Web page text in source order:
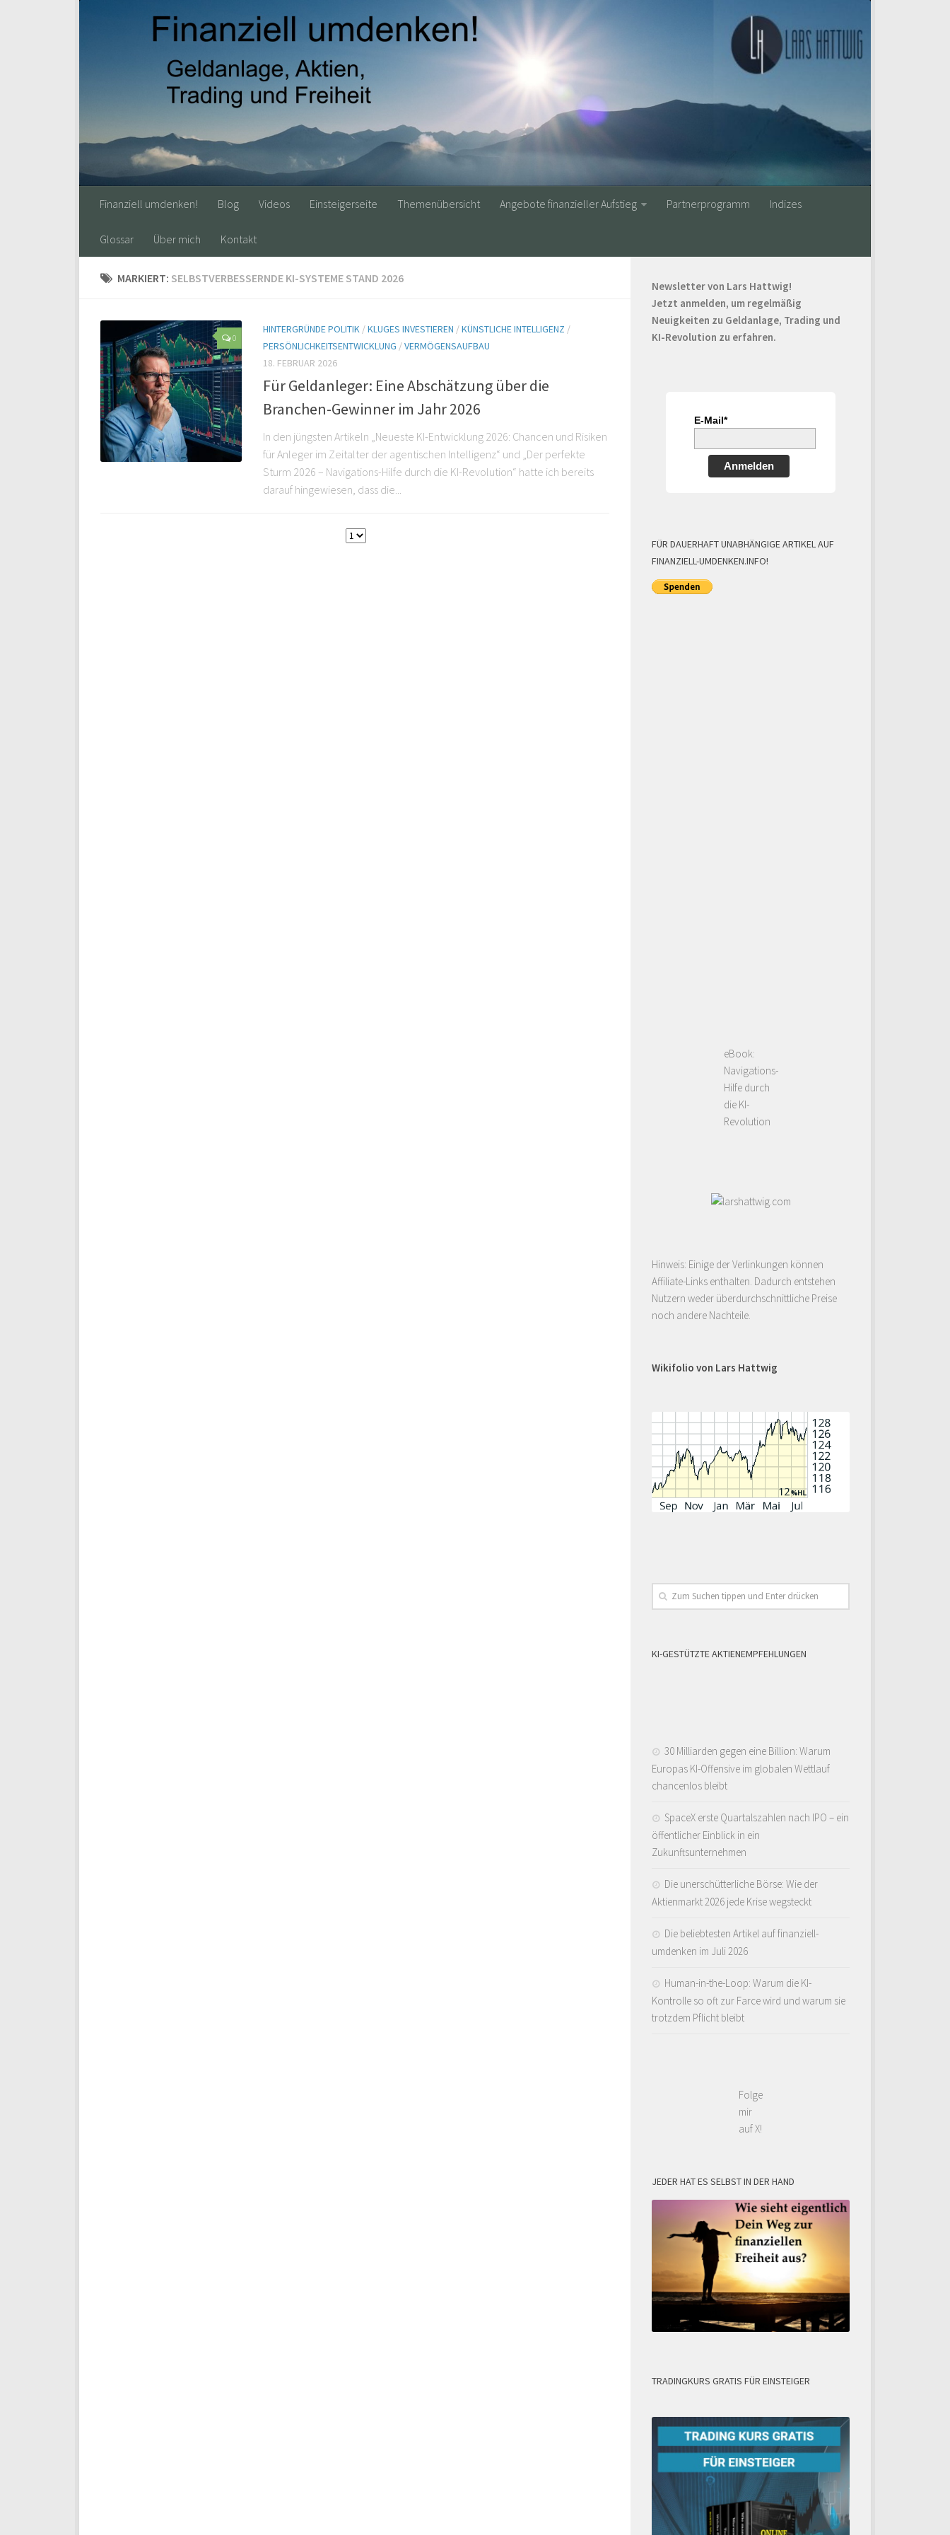
Finanziell umdenken! Blog Videos Einsteigerseite Themenübersicht Angebote finanzieller Aufstieg Partnerprogramm Indizes
Glossar Über mich Kontakt
MARKIERT: SELBSTVERBESSERNDE KI-SYSTEME STAND 2026
0
HINTERGRÜNDE POLITIK /KLUGES INVESTIEREN /KÜNSTLICHE INTELLIGENZ /
PERSÖNLICHKEITSENTWICKLUNG /VERMÖGENSAUFBAU
18. FEBRUAR 2026
Für Geldanleger: Eine Abschätzung über die
Branchen-Gewinner im Jahr 2026
In den jüngsten Artikeln „Neueste KI-Entwicklung 2026: Chancen und Risiken
für Anleger im Zeitalter der agentischen Intelligenz“ und „Der perfekte
Sturm 2026 – Navigations-Hilfe durch die KI-Revolution“ hatte ich bereits
darauf hingewiesen, dass die...
Newsletter von Lars Hattwig!
Jetzt anmelden, um regelmäßig
Neuigkeiten zu Geldanlage, Trading und
KI-Revolution zu erfahren.
E-Mail*
Anmelden
FÜR DAUERHAFT UNABHÄNGIGE ARTIKEL AUF
FINANZIELL-UMDENKEN.INFO!
eBook:
Navigations-
Hilfe durch
die KI-
Revolution
Hinweis: Einige der Verlinkungen können
Affiliate-Links enthalten. Dadurch entstehen
Nutzern weder überdurchschnittliche Preise
noch andere Nachteile.
Wikifolio von Lars Hattwig
KI-GESTÜTZTE AKTIENEMPFEHLUNGEN
30 Milliarden gegen eine Billion: Warum
Europas KI-Offensive im globalen Wettlauf
chancenlos bleibt
SpaceX erste Quartalszahlen nach IPO – ein
öffentlicher Einblick in ein
Zukunftsunternehmen
Die unerschütterliche Börse: Wie der
Aktienmarkt 2026 jede Krise wegsteckt
Die beliebtesten Artikel auf finanziell-
umdenken im Juli 2026
Human-in-the-Loop: Warum die KI-
Kontrolle so oft zur Farce wird und warum sie
trotzdem Pflicht bleibt
Folge
mir
auf X!
JEDER HAT ES SELBST IN DER HAND
TRADINGKURS GRATIS FÜR EINSTEIGER